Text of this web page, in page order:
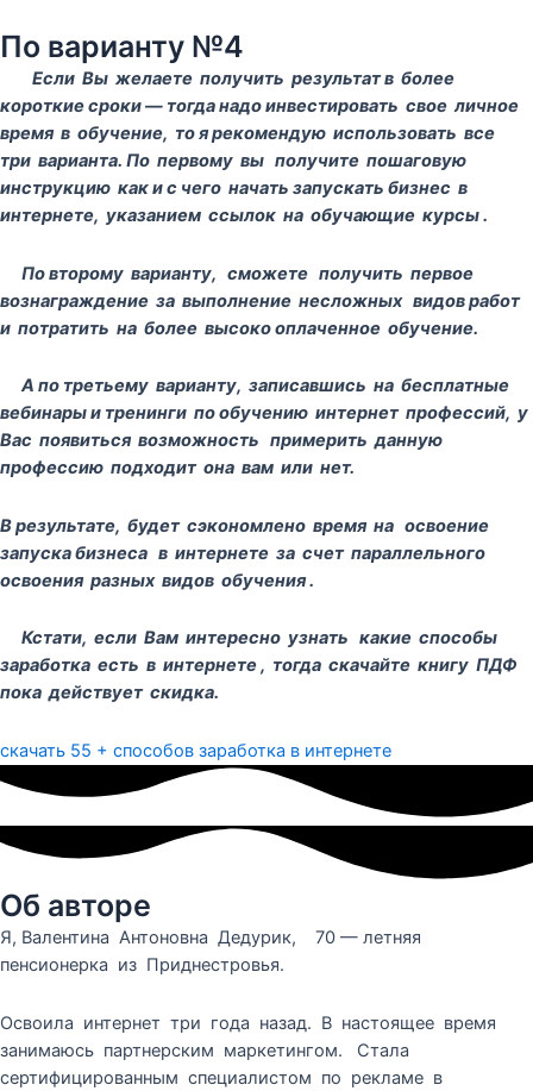
По варианту №4
Если Вы желаете получить результат в более
короткие сроки — тогда надо инвестировать свое личное
время в обучение, то я рекомендую использовать все
три варианта. По первому вы получите пошаговую
инструкцию как и с чего начать запускать бизнес в
интернете, указанием ссылок на обучающие курсы .
По второму варианту, сможете получить первое
вознаграждение за выполнение несложных видов работ
и потратить на более высоко оплаченное обучение.
А по третьему варианту, записавшись на бесплатные
вебинары и тренинги по обучению интернет профессий, у
Вас появиться возможность примерить данную
профессию подходит она вам или нет.
В результате, будет сэкономлено время на освоение
запуска бизнеса в интернете за счет параллельного
освоения разных видов обучения .
Кстати, если Вам интересно узнать какие способы
заработка есть в интернете , тогда скачайте книгу ПДФ
пока действует скидка.
скачать 55 + способов заработка в интернете
Об авторе
Я, Валентина Антоновна Дедурик, 70 — летняя
пенсионерка из Приднестровья.
Освоила интернет три года назад. В настоящее время
занимаюсь партнерским маркетингом. Стала
сертифицированным специалистом по рекламе в